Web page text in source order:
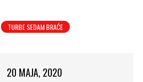
TURBE SEDAM BRAĆE
20 MAJA, 2020